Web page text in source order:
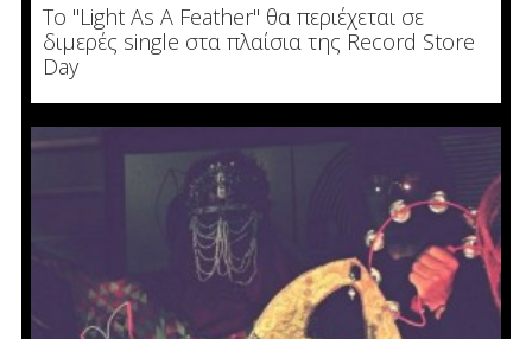
Το "Light As A Feather" θα περιέχεται σε
διμερές single στα πλαίσια της Record Store
Day